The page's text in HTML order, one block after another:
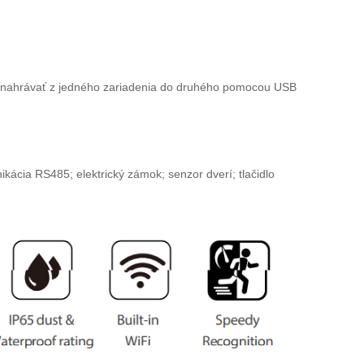
z jedného zariadenia do druhého pomocou USB
RS485; elektrický zámok; senzor dverí; tlačidlo